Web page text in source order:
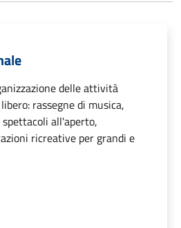
delle attività
rassegne di musica,
all'aperto,
ricreative per grandi e